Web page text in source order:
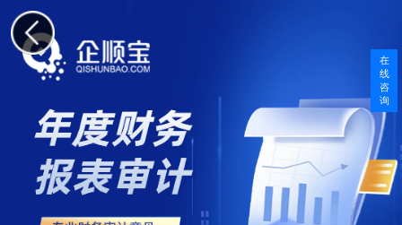
在
线
咨
询